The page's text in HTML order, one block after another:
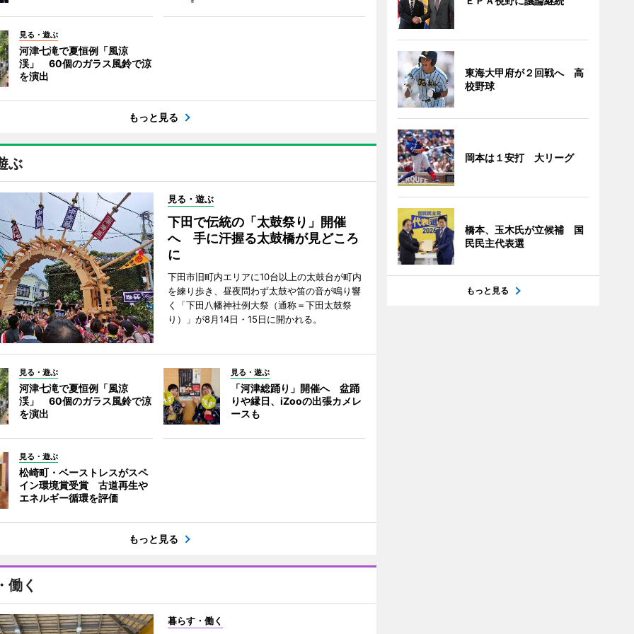
見る・遊ぶ
河津七滝で夏恒例「風涼
渓」 60個のガラス風鈴で涼
を演出
もっと見る
ぶ
見る・遊ぶ
下田で伝統の「太鼓祭り」開催
へ 手に汗握る太鼓橋が見どころ
に
下田市旧町内エリアに10台以上の太鼓台が町内
を練り歩き、昼夜問わず太鼓や笛の音が鳴り響
く「下田八幡神社例大祭（通称＝下田太鼓祭
り）」が8月14日・15日に開かれる。
見る・遊ぶ
河津七滝で夏恒例「風涼
渓」 60個のガラス風鈴で涼
を演出
見る・遊ぶ
「河津総踊り」開催へ 盆踊
りや縁日、iZooの出張カメレ
ースも
見る・遊ぶ
松崎町・ベーストレスがスペ
イン環境賞受賞 古道再生や
エネルギー循環を評価
もっと見る
働く
暮らす・働く
東海大甲府が２回戦へ 高
校野球
岡本は１安打 大リーグ
橋本、玉木氏が立候補 国
民民主代表選
もっと見る